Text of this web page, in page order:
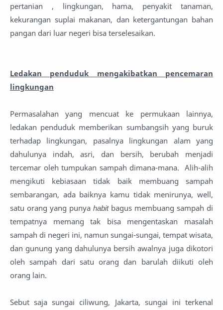
pertanian , lingkungan, hama, penyakit tanaman,
kekurangan suplai makanan, dan ketergantungan bahan
pangan dari luar negeri bisa terselesaikan.
Ledakan penduduk mengakibatkan pencemaran
lingkungan
Permasalahan yang mencuat ke permukaan lainnya,
ledakan penduduk memberikan sumbangsih yang buruk
terhadap lingkungan, pasalnya lingkungan alam yang
dahulunya indah, asri, dan bersih, berubah menjadi
tercemar oleh tumpukan sampah dimana-mana. Alih-alih
mengikuti kebiasaan tidak baik membuang sampah
sembarangan, ada baiknya kamu tidak menirunya, well,
satu orang yang punya habitbagus membuang sampah di
tempatnya memang tak bisa mengentaskan masalah
sampah di negeri ini, namun sungai-sungai, tempat wisata,
dan gunung yang dahulunya bersih awalnya juga dikotori
oleh sampah dari satu orang dan barulah diikuti oleh
orang lain.
Sebut saja sungai ciliwung, Jakarta, sungai ini terkenal